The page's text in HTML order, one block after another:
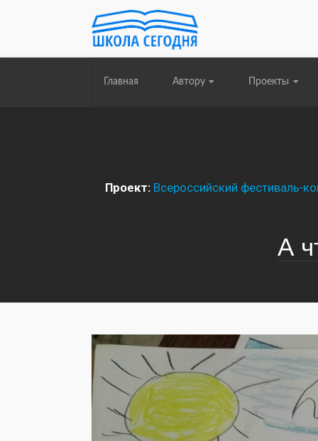
Главная Автору Проекты
Проект: Всероссийский фестиваль-
А